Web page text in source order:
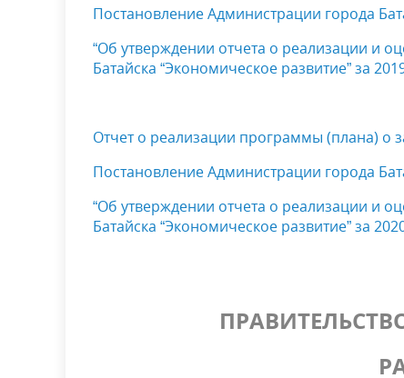
Постановление Администрации города
“Об утверждении отчета о реализации и
Батайска “Экономическое развитие” за
Отчет о реализации программы (плана) о
Постановление Администрации города
“Об утверждении отчета о реализации и
Батайска “Экономическое развитие” за